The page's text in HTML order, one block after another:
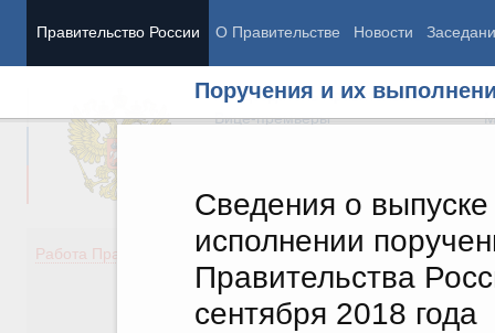
Правительство России О Правительстве Новости
Поручения и их
Сведения о
исполнении
Правительства
сентября 2018 года
Председатель Правительства
Вице-премьеры
Работа Правительства
Демография
Здоровье
Образование
Культура